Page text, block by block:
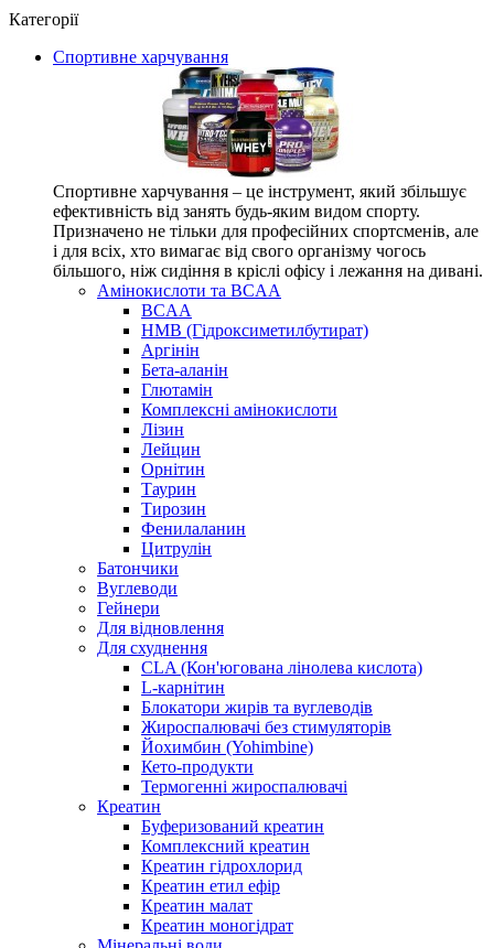
Категорії
Спортивне харчування
Спортивне харчування – це інструмент, який збільшує
ефективність від занять будь-яким видом спорту.
Призначено не тільки для професійних спортсменів, але
і для всіх, хто вимагає від свого організму чогось
більшого, ніж сидіння в кріслі офісу і лежання на дивані.
Амінокислоти та BCAA
BCAA
HMB (Гідроксиметилбутират)
Аргінін
Бета-аланін
Глютамін
Комплексні амінокислоти
Лізин
Лейцин
Орнітин
Таурин
Тирозин
Фенилаланин
Цитрулін
Батончики
Вуглеводи
Гейнери
Для відновлення
Для схуднення
CLA (Кон'югована лінолева кислота)
L-карнітин
Блокатори жирів та вуглеводів
Жироспалювачі без стимуляторів
Йохимбин (Yohimbine)
Кето-продукти
Термогенні жироспалювачі
Креатин
Буферизований креатин
Комплексний креатин
Креатин гідрохлорид
Креатин етил ефір
Креатин малат
Креатин моногідрат